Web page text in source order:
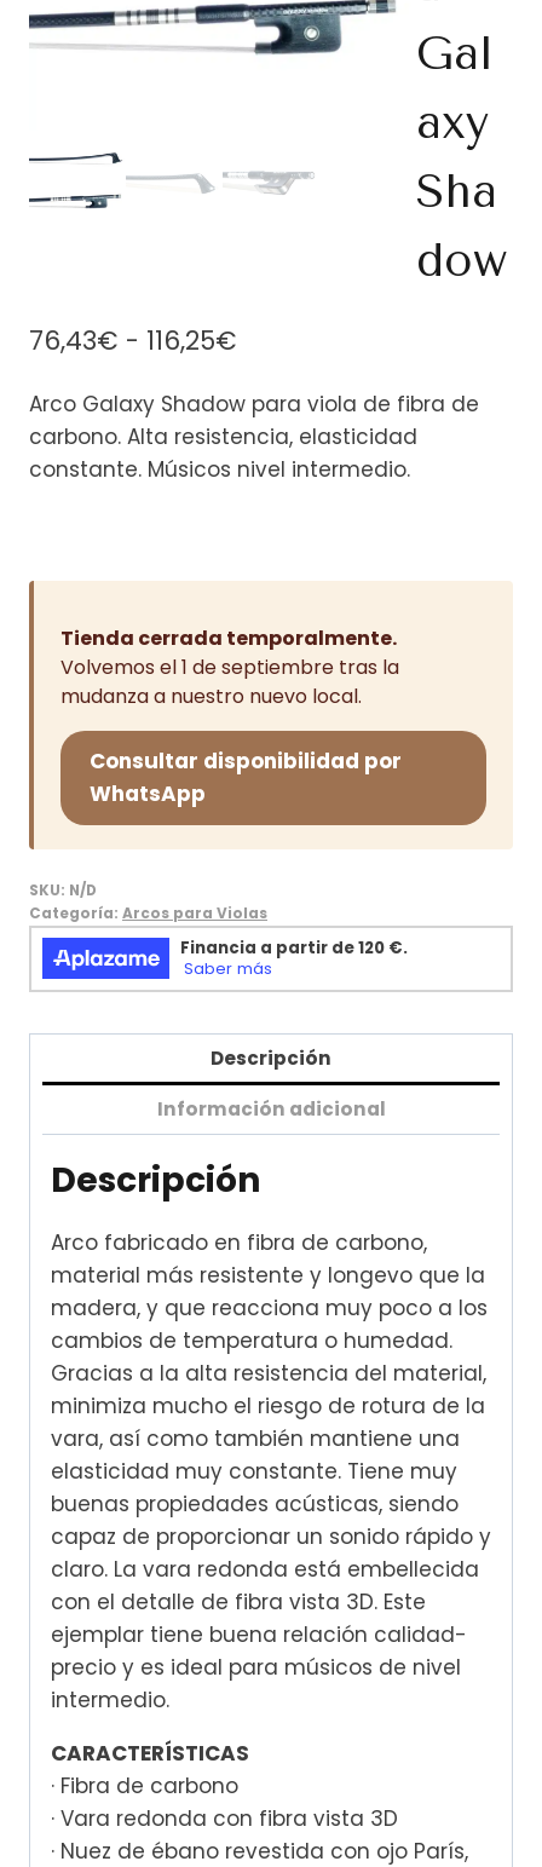
Gal
axy
Sha
dow
76,43€ - 116,25€
precios:
desde
116,25€
Arco Galaxy Shadow para viola de fibra de
carbono. Alta resistencia, elasticidad
constante. Músicos nivel intermedio.
Tienda cerrada temporalmente.
Volvemos el 1 de septiembre tras la
mudanza a nuestro nuevo local.
Consultar disponibilidad por
WhatsApp
SKU: N/D
Categoría: Arcos para Violas
Descripción
Información adicional
Descripción
Arco fabricado en fibra de carbono,
material más resistente y longevo que la
madera, y que reacciona muy poco a los
cambios de temperatura o humedad.
Gracias a la alta resistencia del material,
minimiza mucho el riesgo de rotura de la
vara, así como también mantiene una
elasticidad muy constante. Tiene muy
buenas propiedades acústicas, siendo
capaz de proporcionar un sonido rápido y
claro. La vara redonda está embellecida
con el detalle de fibra vista 3D. Este
ejemplar tiene buena relación calidad-
precio y es ideal para músicos de nivel
intermedio.
CARACTERÍSTICAS
· Fibra de carbono
· Vara redonda con fibra vista 3D
· Nuez de ébano revestida con ojo París,